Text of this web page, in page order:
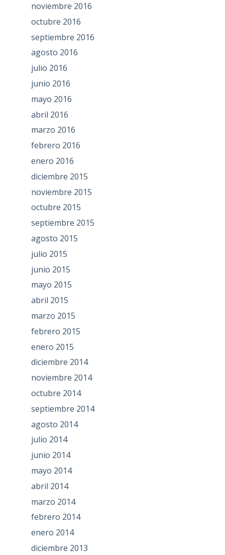
noviembre 2016
octubre 2016
septiembre 2016
agosto 2016
julio 2016
junio 2016
mayo 2016
abril 2016
marzo 2016
febrero 2016
enero 2016
diciembre 2015
noviembre 2015
octubre 2015
septiembre 2015
agosto 2015
julio 2015
junio 2015
mayo 2015
abril 2015
marzo 2015
febrero 2015
enero 2015
diciembre 2014
noviembre 2014
octubre 2014
septiembre 2014
agosto 2014
julio 2014
junio 2014
mayo 2014
abril 2014
marzo 2014
febrero 2014
enero 2014
diciembre 2013